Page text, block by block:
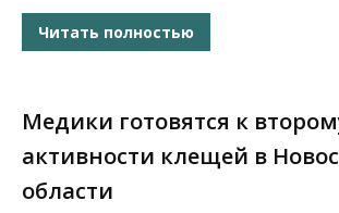
Читать полностью
Медики готовятся к
активности клещей в
области